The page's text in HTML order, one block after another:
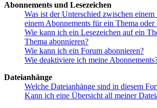
Abonnements und Lesezeichen
Was ist der Unterschied zwischen einem
einem Abonnements für ein Thema oder
Wie kann ich ein Lesezeichen auf ein
Thema abonnieren?
Wie kann ich ein Forum abonnieren?
Wie deaktiviere ich meine
Dateianhänge
Welche Dateianhänge sind in diesem
Kann ich eine Übersicht all meiner